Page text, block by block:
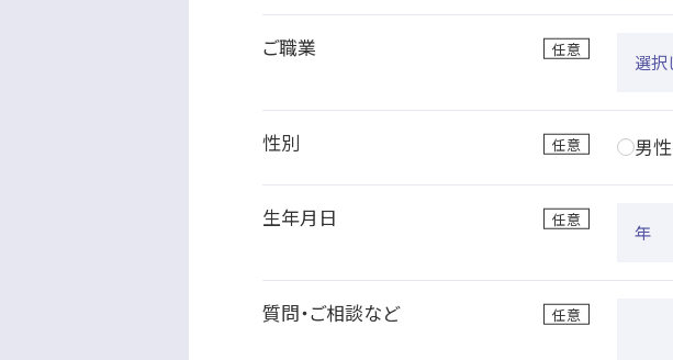
ご職業
性別 男性
生年月日
質問・ご相談など